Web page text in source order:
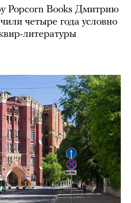
Popcorn Books Дмитрию
четыре года условно
литературы